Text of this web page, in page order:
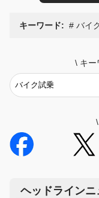
キーワード: バイ
\ キー
\
ヘッドラインニ